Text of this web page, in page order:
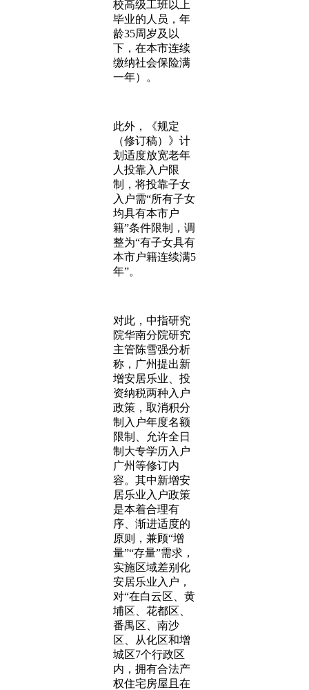
校高级工班以上
毕业的人员，年
龄35周岁及以
下，在本市连续
缴纳社会保险满
一年）。
此外，《规定
（修订稿）》计
划适度放宽老年
人投靠入户限
制，将投靠子女
入户需“所有子女
均具有本市户
籍”条件限制，调
整为“有子女具有
本市户籍连续满5
年”。
对此，中指研究
院华南分院研究
主管陈雪强分析
称，广州提出新
增安居乐业、投
资纳税两种入户
政策，取消积分
制入户年度名额
限制、允许全日
制大专学历入户
广州等修订内
容。其中新增安
居乐业入户政策
是本着合理有
序、渐进适度的
原则，兼顾“增
量”“存量”需求，
实施区域差别化
安居乐业入户，
对“在白云区、黄
埔区、花都区、
番禺区、南沙
区、从化区和增
城区7个行政区
内，拥有合法产
权住宅房屋且在